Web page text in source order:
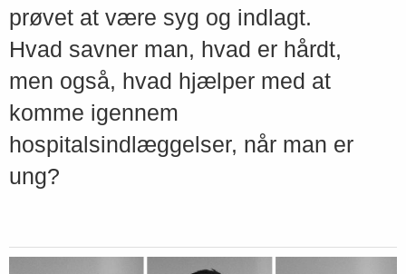
prøvet at være syg og indlagt.
Hvad savner man, hvad er hårdt,
men også, hvad hjælper med at
komme igennem
hospitalsindlæggelser, når man er
ung?